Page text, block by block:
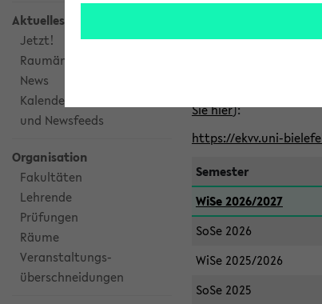
Aktuelles
Jetzt!
Raumänderungen
News
Kalenderintegration
und Newsfeeds
Organisation
Fakultäten
Lehrende
Prüfungen
Räume
Veranstaltungs-
überschneidungen
Klicken Sie auf das
Sie hier):
https://ekvv.uni-
Semester
WiSe 2026/2027
SoSe 2026
WiSe 2025/2026
SoSe 2025